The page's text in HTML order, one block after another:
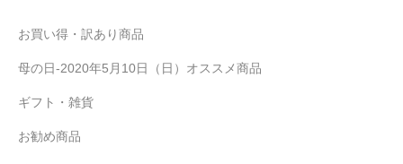
お買い得・訳あり商品
母の日-2020年5月10日（日）オススメ商品
ギフト・雑貨
お勧め商品